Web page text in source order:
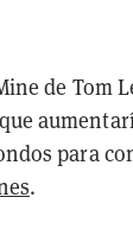
de Tom
para
.